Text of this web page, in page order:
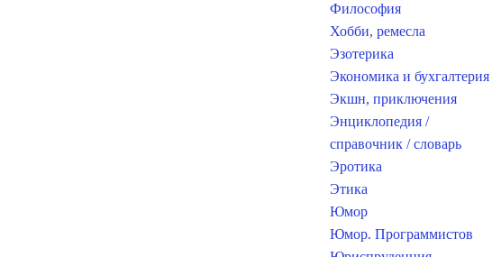
Философия
Хобби, ремесла
Эзотерика
Экономика и бухгалтерия
Экшн, приключения
Энциклопедия /
справочник / словарь
Эротика
Этика
Юмор
Юмор. Программистов